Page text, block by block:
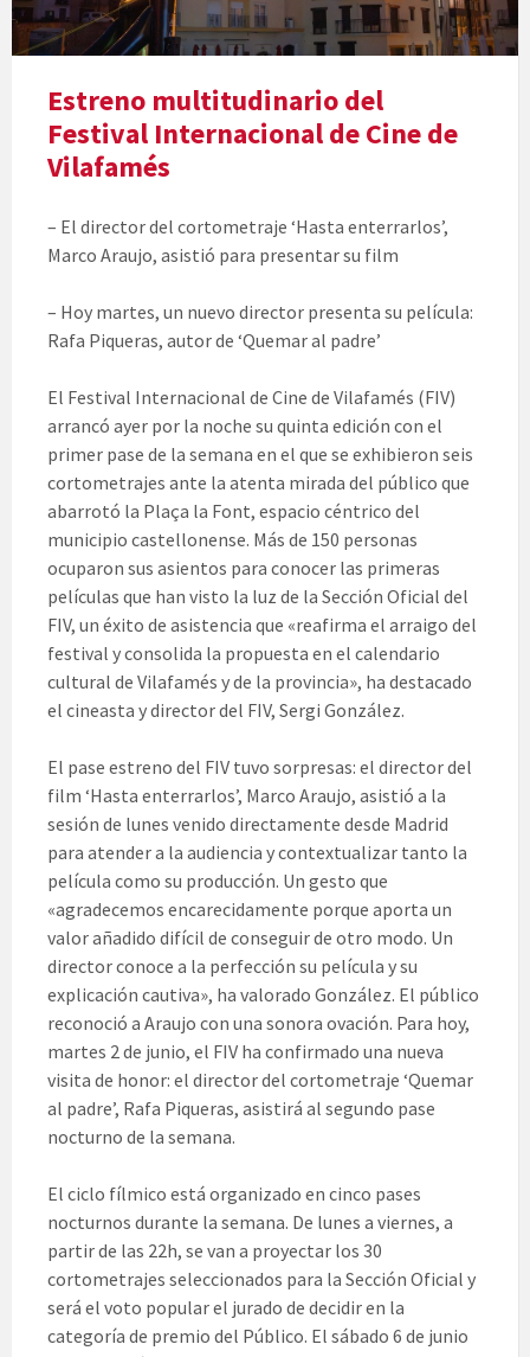
Estreno multitudinario del
Festival Internacional de Cine de
Vilafamés
– El director del cortometraje ‘Hasta enterrarlos’,
Marco Araujo, asistió para presentar su film
– Hoy martes, un nuevo director presenta su película:
Rafa Piqueras, autor de ‘Quemar al padre’
El Festival Internacional de Cine de Vilafamés (FIV)
arrancó ayer por la noche su quinta edición con el
primer pase de la semana en el que se exhibieron seis
cortometrajes ante la atenta mirada del público que
abarrotó la Plaça la Font, espacio céntrico del
municipio castellonense. Más de 150 personas
ocuparon sus asientos para conocer las primeras
películas que han visto la luz de la Sección Oficial del
FIV, un éxito de asistencia que «reafirma el arraigo del
festival y consolida la propuesta en el calendario
cultural de Vilafamés y de la provincia», ha destacado
el cineasta y director del FIV, Sergi González.
El pase estreno del FIV tuvo sorpresas: el director del
film ‘Hasta enterrarlos’, Marco Araujo, asistió a la
sesión de lunes venido directamente desde Madrid
para atender a la audiencia y contextualizar tanto la
película como su producción. Un gesto que
«agradecemos encarecidamente porque aporta un
valor añadido difícil de conseguir de otro modo. Un
director conoce a la perfección su película y su
explicación cautiva», ha valorado González. El público
reconoció a Araujo con una sonora ovación. Para hoy,
martes 2 de junio, el FIV ha confirmado una nueva
visita de honor: el director del cortometraje ‘Quemar
al padre’, Rafa Piqueras, asistirá al segundo pase
nocturno de la semana.
El ciclo fílmico está organizado en cinco pases
nocturnos durante la semana. De lunes a viernes, a
partir de las 22h, se van a proyectar los 30
cortometrajes seleccionados para la Sección Oficial y
será el voto popular el jurado de decidir en la
categoría de premio del Público. El sábado 6 de junio